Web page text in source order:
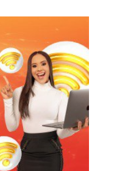
com base nas análises de
PB nas partidas dos
na ausência da
em Paris como chefe
de futebol, nos